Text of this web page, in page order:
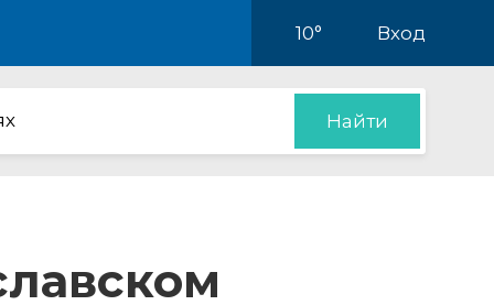
10° Вход
Найти